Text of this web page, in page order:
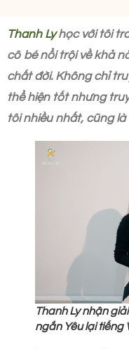
Thanh Lyhọc với tôi
cô bé nổi trội về khả
chất đời. Không chỉ
thể hiện tốt nhưng
tôi nhiều nhất, cũng
Thanh Ly nhận
ngắn Yêu lại tiếng